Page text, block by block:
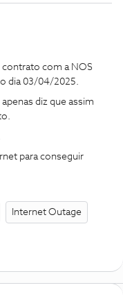
com a NOS
dia 03/04/2025.
diz que assim
para conseguir
Internet Outage